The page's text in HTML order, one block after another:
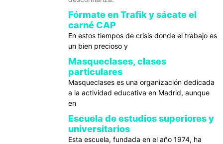
Fórmate en Trafik y sácate el
carné CAP
En estos tiempos de crisis donde el trabajo es
un bien precioso y
Masqueclases, clases
particulares
Masqueclases es una organización dedicada
a la actividad educativa en Madrid, aunque
en
Escuela de estudios superiores y
universitarios
Esta escuela, fundada en el año 1974, ha